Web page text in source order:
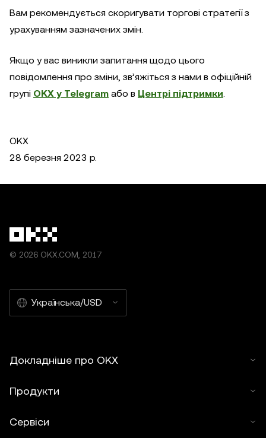
Вам рекомендується скоригувати торгові стратегії з
урахуванням зазначених змін.
Якщо у вас виникли запитання щодо цього
повідомлення про зміни, зв’яжіться з нами в офіційній
групі OKX у Telegram або в Центрі підтримки.
OKX
28 березня 2023 р.
© 2026 OKX.COM, 2017
Українська/USD
Докладніше про OKX
Продукти
Сервіси